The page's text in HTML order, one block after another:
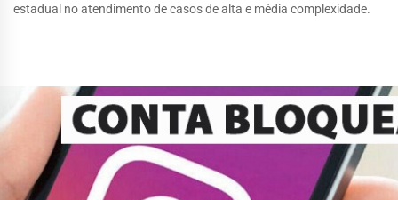
estadual no atendimento de casos de alta e média complexidade.